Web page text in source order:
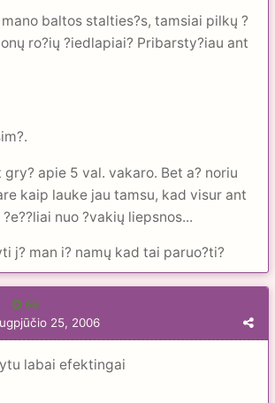
baltos stalties?s, tamsiai pilkų ?
ro?ių ?iedlapiai? Pribarsty?iau ant
apie 5 val. vakaro. Bet a? noriu
kaip lauke jau tamsu, kad visur ant
nuo ?vakių liepsnos...
j? man i? namų kad tai paruo?ti?
56
25, 2006
labai efektingai